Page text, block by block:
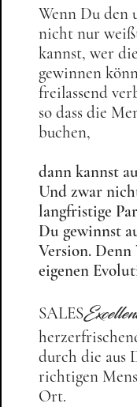
Wenn Du den
nicht nur
kannst, wer
gewinnen
freilassend
so dass die
buchen,
dann kannst
Und zwar
langfristige
Du gewinnst
Version. Denn
eigenen
SALES
durch die aus
richtigen
Ort.